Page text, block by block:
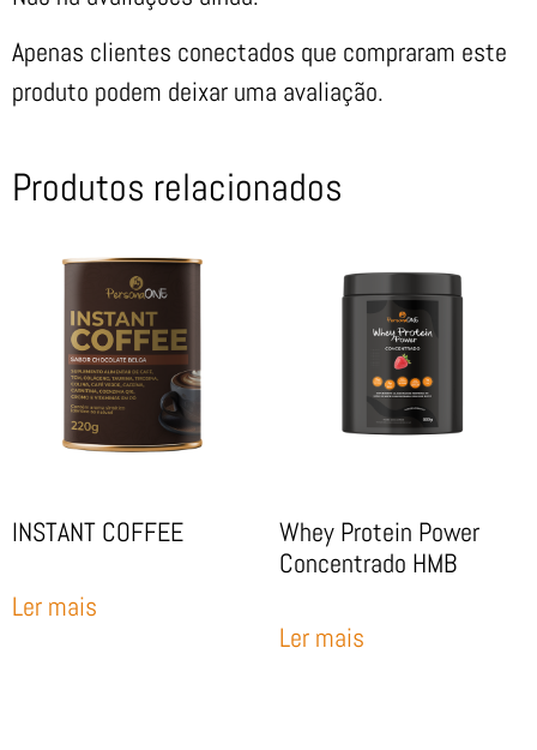
Apenas clientes conectados que compraram este
produto podem deixar uma avaliação.
Produtos relacionados
INSTANT COFFEE
Ler mais
Whey Protein Power
Concentrado HMB
Ler mais